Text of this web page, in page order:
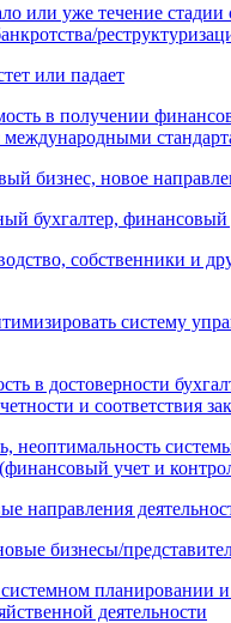
или уже течение стадии
или падает
в получении
международными
бизнес, новое
бухгалтер, финансовый
собственники и
систему
в достоверности
и соответствия
неоптимальность
учет и
направления
бизнесы/
планировании
деятельности